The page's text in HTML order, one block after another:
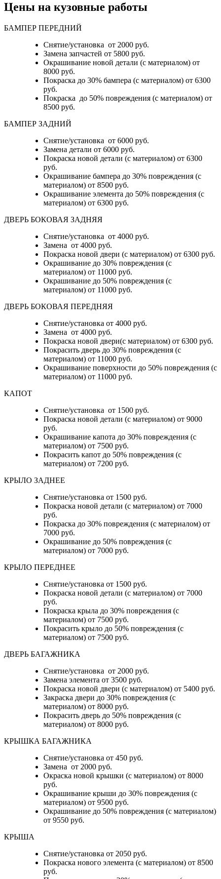
Цены на кузовные работы
БАМПЕР ПЕРЕДНИЙ
Снятие/установка от 2000 руб.
Замена запчастей от 5800 руб.
Окрашивание новой детали (с материалом) от
8000 руб.
Покраска до 30% бампера (с материалом) от 6300
руб.
Покраска до 50% повреждения (с материалом) от
8500 руб.
БАМПЕР ЗАДНИЙ
Снятие/установка от 6000 руб.
Замена детали от 6000 руб.
Покраска новой детали (с материалом) от 6300
руб.
Окрашивание бампера до 30% повреждения (с
материалом) от 8500 руб.
Окрашивание элемента до 50% повреждения (с
материалом) от 6300 руб.
ДВЕРЬ БОКОВАЯ ЗАДНЯЯ
Снятие/установка от 4000 руб.
Замена от 4000 руб.
Покраска новой двери (с материалом) от 6300 руб.
Окрашивание до 30% повреждения (с
материалом) от 11000 руб.
Окрашивание до 50% повреждения (с
материалом) от 11000 руб.
ДВЕРЬ БОКОВАЯ ПЕРЕДНЯЯ
Снятие/установка от 4000 руб.
Замена от 4000 руб.
Покраска новой двери(с материалом) от 6300 руб.
Покрасить дверь до 30% повреждения (с
материалом) от 11000 руб.
Окрашивание поверхности до 50% повреждения (с
материалом) от 11000 руб.
КАПОТ
Снятие/установка от 1500 руб.
Покраска новой детали (с материалом) от 9000
руб.
Окрашивание капота до 30% повреждения (с
материалом) от 7500 руб.
Покрасить капот до 50% повреждения (с
материалом) от 7200 руб.
КРЫЛО ЗАДНЕЕ
Снятие/установка от 1500 руб.
Покраска новой детали (с материалом) от 7000
руб.
Покраска до 30% повреждения (с материалом) от
7000 руб.
Окрашивание до 50% повреждения (с
материалом) от 7000 руб.
КРЫЛО ПЕРЕДНЕЕ
Снятие/установка от 1500 руб.
Покраска новой детали (с материалом) от 7000
руб.
Покраска крыла до 30% повреждения (с
материалом) от 7500 руб.
Покрасить крыло до 50% повреждения (с
материалом) от 7500 руб.
ДВЕРЬ БАГАЖНИКА
Снятие/установка от 2000 руб.
Замена элемента от 3500 руб.
Покраска новой двери (с материалом) от 5400 руб.
Закраска двери до 30% повреждения (с
материалом) от 8000 руб.
Покрасить дверь до 50% повреждения (с
материалом) от 8000 руб.
КРЫШКА БАГАЖНИКА
Снятие/установка от 450 руб.
Замена от 2000 руб.
Окраска новой крышки (с материалом) от 8000
руб.
Окрашивание крыши до 30% повреждения (с
материалом) от 9500 руб.
Окрашивание до 50% повреждения (с материалом)
от 9550 руб.
КРЫША
Снятие/установка от 2050 руб.
Покраска нового элемента (с материалом) от 8500
руб.